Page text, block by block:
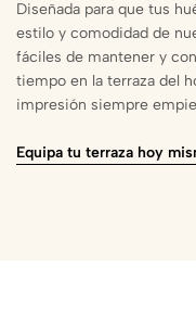
Diseñada para que tus
estilo y comodidad de
fáciles de mantener y
tiempo en la terraza del
impresión siempre
Equipa tu terraza hoy